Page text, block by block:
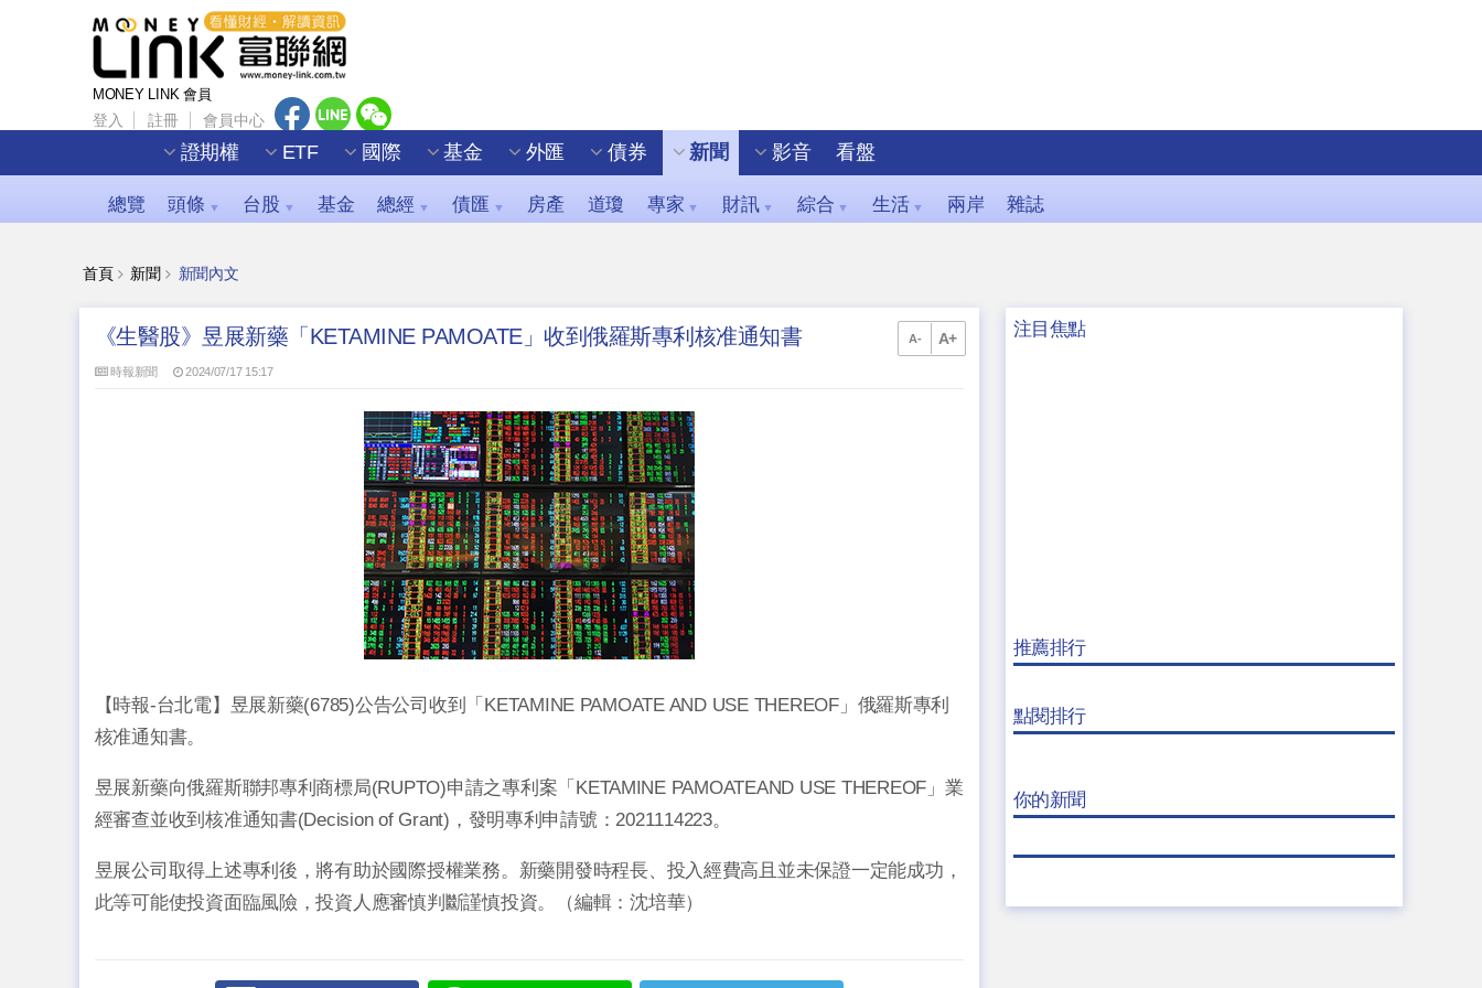
MONEY LINK 會員
登入 註冊 會員中心
證期權 ETF 國際 基金 外匯 債券 新聞 影音 看盤
總覽 頭條 ▼ 台股 ▼ 基金 總經 ▼ 債匯 ▼ 房產 道瓊 專家 ▼ 財訊 ▼ 綜合 ▼ 生活 ▼ 兩岸 雜誌
首頁 新聞 新聞內文
A- A+
《生醫股》昱展新藥「KETAMINE PAMOATE」收到俄羅斯專利核准通知書
時報新聞 2024/07/17 15:17
【時報-台北電】昱展新藥(6785)公告公司收到「KETAMINE PAMOATE AND USE THEREOF」俄羅斯專利
核准通知書。
昱展新藥向俄羅斯聯邦專利商標局(RUPTO)申請之專利案「KETAMINE PAMOATEAND USE THEREOF」業
經審查並收到核准通知書(Decision of Grant)，發明專利申請號：2021114223。
昱展公司取得上述專利後，將有助於國際授權業務。新藥開發時程長、投入經費高且並未保證一定能成功，
此等可能使投資面臨風險，投資人應審慎判斷謹慎投資。（編輯：沈培華）
注目焦點
推薦排行
點閱排行
你的新聞